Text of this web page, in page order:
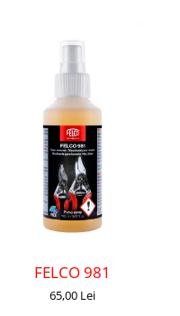
FELCO 981
65,00 Lei